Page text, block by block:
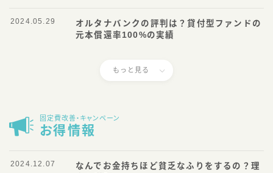
オルタナバンクの評判は？貸付型ファンドの
元本償還率100%の実績
2024.05.29
もっと見る
固定費改善・キャンペーン
お得情報
なんでお金持ちほど貧乏なふりをするの？理
2024.12.07